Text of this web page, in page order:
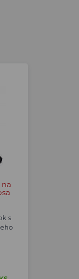
s